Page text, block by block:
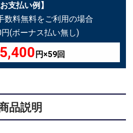
お支払い例】
数料無料をご利用の場合
(ボーナス払い無し)
円×59回
品説明